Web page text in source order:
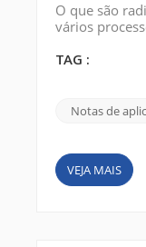
O que são
vários
Internet
TAG :
Notas de
VEJA MAIS